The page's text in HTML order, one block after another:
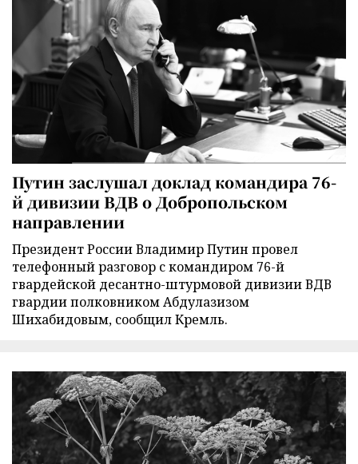
Путин заслушал доклад командира 76-
й дивизии ВДВ о Добропольском
направлении
Президент России Владимир Путин провел
телефонный разговор с командиром 76-й
гвардейской десантно-штурмовой дивизии ВДВ
гвардии полковником Абдулазизом
Шихабидовым, сообщил Кремль.